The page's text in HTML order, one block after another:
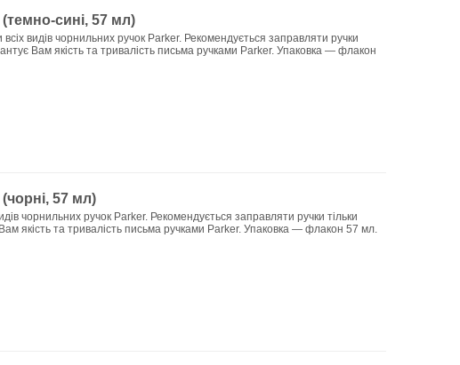
сині, 57 мл)
видів чорнильних ручок Parker. Рекомендується заправляти ручки
Вам якість та тривалість письма ручками Parker. Упаковка — флакон
57 мл)
чорнильних ручок Parker. Рекомендується заправляти ручки тільки
якість та тривалість письма ручками Parker. Упаковка — флакон 57 мл.